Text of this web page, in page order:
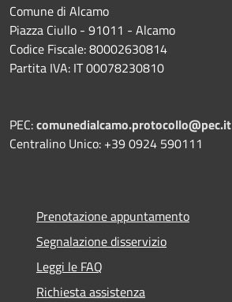
Comune di Alcamo
Piazza Ciullo - 91011 - Alcamo
Codice Fiscale: 80002630814
Partita IVA: IT 00078230810
PEC:comunedialcamo.protocollo@pec.it
Centralino Unico: +39 0924 590111
Prenotazione appuntamento
Segnalazione disservizio
Leggi le FAQ
Richiesta assistenza